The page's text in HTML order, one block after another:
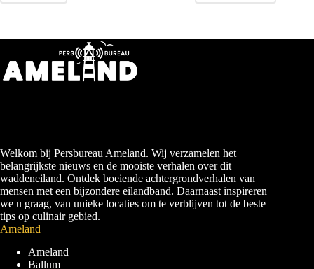
Welkom bij Persbureau Ameland. Wij verzamelen het
belangrijkste nieuws en de mooiste verhalen over dit
waddeneiland. Ontdek boeiende achtergrondverhalen van
mensen met een bijzondere eilandband. Daarnaast inspireren
we u graag, van unieke locaties om te verblijven tot de beste
tips op culinair gebied.
Ameland
Ameland
Ballum